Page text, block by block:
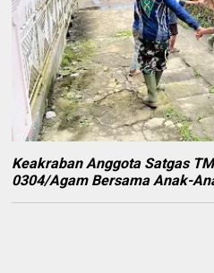
Keakraban Anggota Satgas
0304/Agam Bersama Anak-